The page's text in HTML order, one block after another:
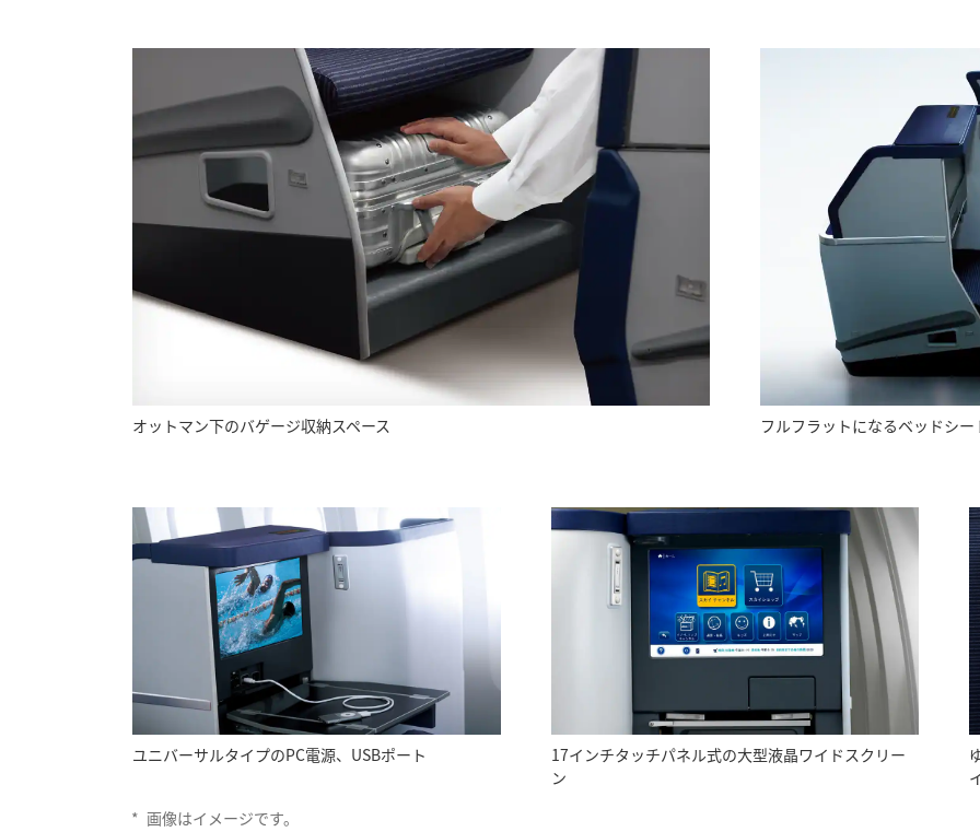
オットマン下のバゲージ収納スペース フルフラットになるベッドシー
ユニバーサルタイプのPC電源、USBポート
17インチタッチパネル式の大型液晶ワイドスクリー
ン
* 画像はイメージです。